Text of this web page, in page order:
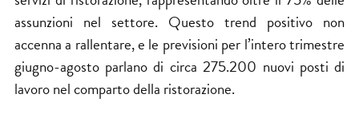
assunzioni nel settore. Questo trend positivo non
accenna a rallentare, e le previsioni per l’intero trimestre
giugno-agosto parlano di circa 275.200 nuovi posti di
lavoro nel comparto della ristorazione.